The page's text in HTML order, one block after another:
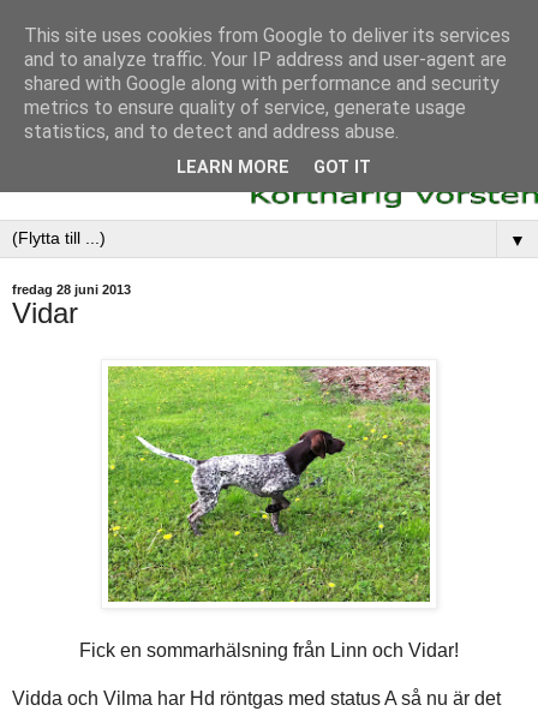
▼
fredag 28 juni 2013
Vidar
Fick en sommarhälsning från Linn och Vidar!
Vidda och Vilma har Hd röntgas med status A så nu är det
This site uses cookies from Google to deliver its services
and to analyze traffic. Your IP address and user-agent are
shared with Google along with performance and security
metrics to ensure quality of service, generate usage
statistics, and to detect and address abuse.
LEARN MORE GOT IT